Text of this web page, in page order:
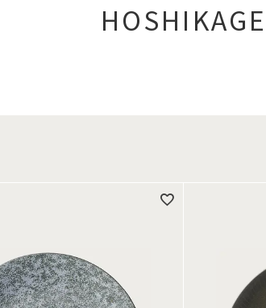
HOSHIKAGE